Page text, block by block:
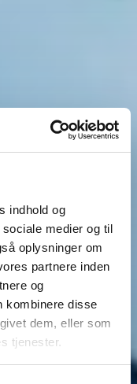
indhold og
medier og til
oplysninger om
partnere inden
og
kombinere disse
dem, eller som
tjenester.